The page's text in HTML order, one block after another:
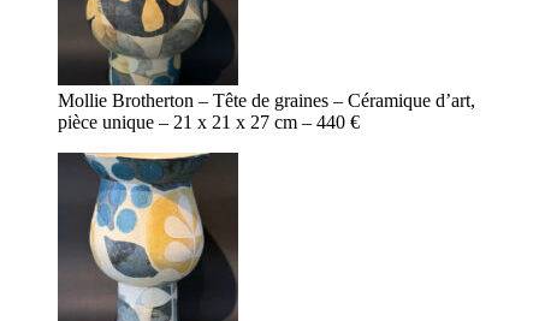
Mollie Brotherton – Tête de graines – Céramique d’art,
pièce unique – 21 x 21 x 27 cm – 440 €